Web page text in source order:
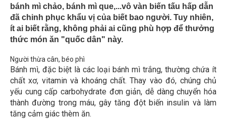
bánh mì chảo, bánh mì que,...vô vàn biến tấu hấp dẫn
đã chinh phục khẩu vị của biết bao người. Tuy nhiên,
ít ai biết rằng, không phải ai cũng phù hợp để thưởng
thức món ăn "quốc dân" này.
Người thừa cân, béo phì
Bánh mì, đặc biệt là các loại bánh mì trắng, thường chứa ít
chất xơ, vitamin và khoáng chất. Thay vào đó, chúng chủ
yếu cung cấp carbohydrate đơn giản, dễ dàng chuyển hóa
thành đường trong máu, gây tăng đột biến insulin và làm
tăng cảm giác thèm ăn.